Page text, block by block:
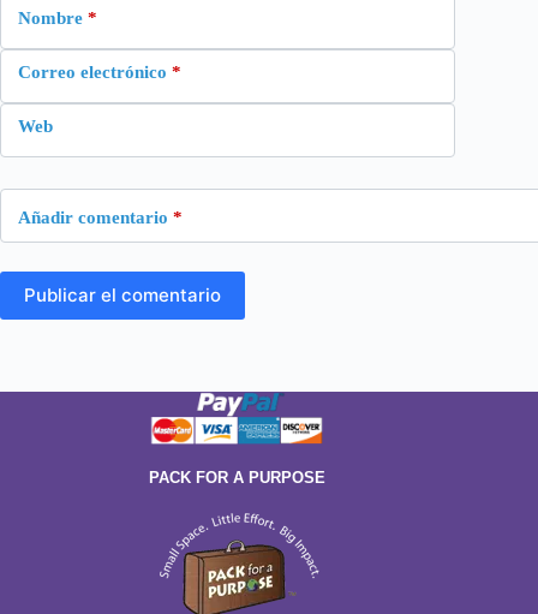
Nombre *
Correo electrónico *
Web
Añadir comentario *
Publicar el comentario
PACK FOR A PURPOSE